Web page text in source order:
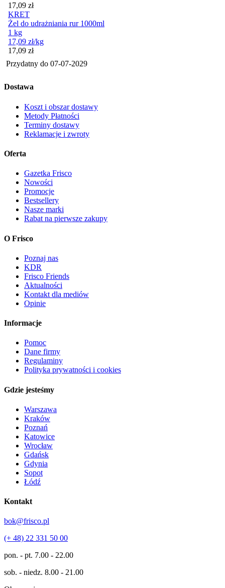
Cena
17,09 zł
KRET
Żel do udrażniania rur 1000ml
1 kg
17,09 zł/kg
Cena
17,09 zł
Przydatny do 07-07-2029
Dostawa
Koszt i obszar dostawy
Metody Płatności
Terminy dostawy
Reklamacje i zwroty
Oferta
Gazetka Frisco
Nowości
Promocje
Bestsellery
Nasze marki
Rabat na pierwsze zakupy
O Frisco
Poznaj nas
KDR
Frisco Friends
Aktualności
Kontakt dla mediów
Opinie
Informacje
Pomoc
Dane firmy
Regulaminy
Polityka prywatności i cookies
Gdzie jesteśmy
Warszawa
Kraków
Poznań
Katowice
Wrocław
Gdańsk
Gdynia
Sopot
Łódź
Kontakt
bok@frisco.pl
(+ 48) 22 331 50 00
pon. - pt. 7.00 - 22.00
sob. - niedz. 8.00 - 21.00